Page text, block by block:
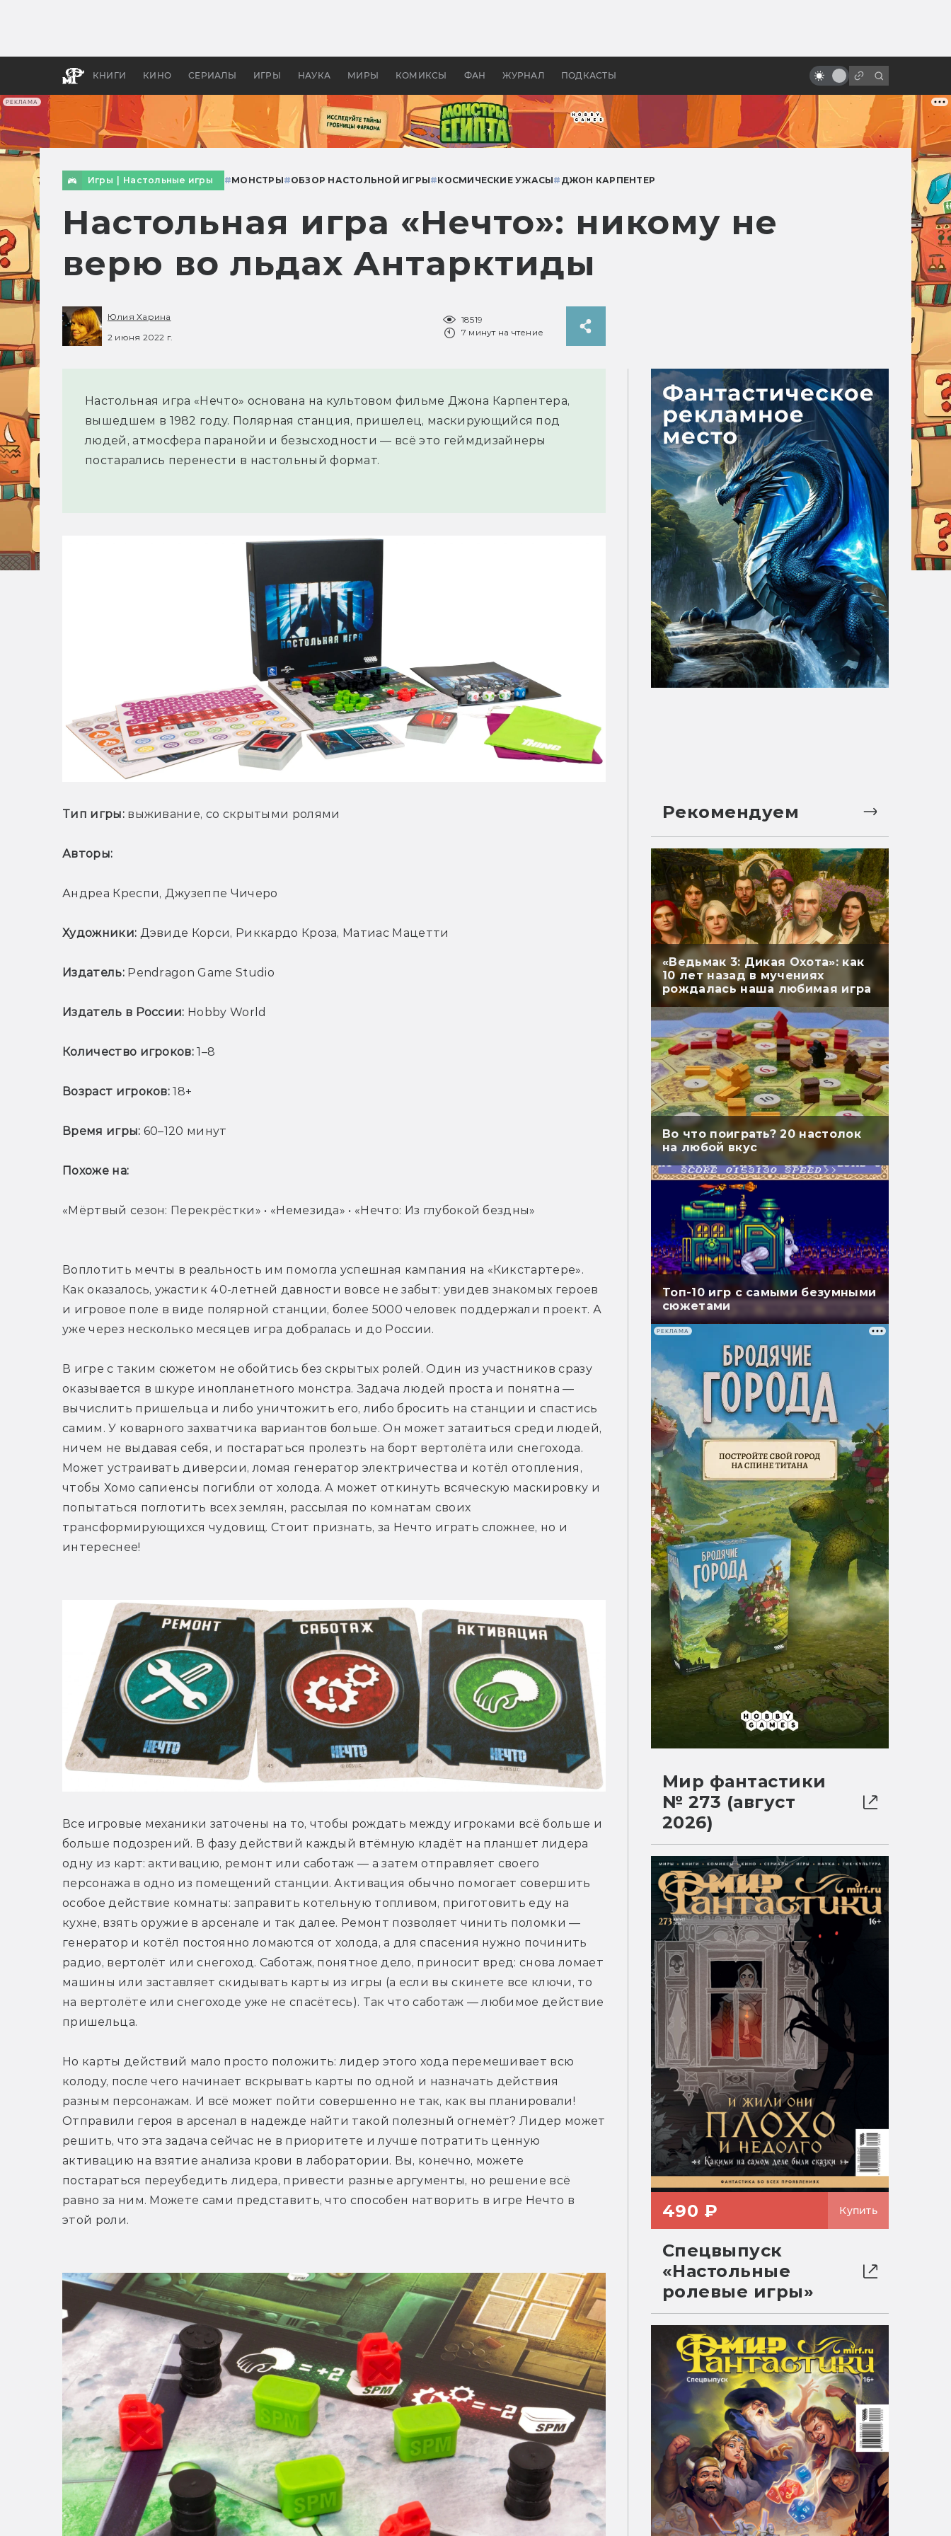
РЕКЛАМА
КНИГИ КИНО СЕРИАЛЫ ИГРЫ НАУКА МИРЫ КОМИКСЫ ФАН ЖУРНАЛ ПОДКАСТЫ
бы «Властелина колец»
Древней Грецией
«Светлячка» и «Мстителей»
Игры Настольные игры #МОНСТРЫ#ОБЗОР НАСТОЛЬНОЙ ИГРЫ#КОСМИЧЕСКИЕ УЖАСЫ# ДЖОН КАРПЕНТЕР
Настольная игра «Нечто»: никому не
верю во льдах Антарктиды
Юлия Харина
2 июня 2022 г.
18519
7 минут на чтение
Настольная игра «Нечто» основана на культовом фильме Джона Карпентера,
вышедшем в 1982 году. Полярная станция, пришелец, маскирующийся под
людей, атмосфера паранойи и безысходности — всё это геймдизайнеры
постарались перенести в настольный формат.
Тип игры: выживание, со скрытыми ролями
Авторы:
Андреа Креспи, Джузеппе Чичеро
Художники: Дэвиде Корси, Риккардо Кроза, Матиас Мацетти
Издатель: Pendragon Game Studio
Издатель в России: Hobby World
Количество игроков: 1–8
Возраст игроков: 18+
Время игры: 60–120 минут
Похоже на:
«Мёртвый сезон: Перекрёстки» • «Немезида» • «Нечто: Из глубокой бездны»
Воплотить мечты в реальность им помогла успешная кампания на «Кикстартере».
Как оказалось, ужастик 40-летней давности вовсе не забыт: увидев знакомых героев
и игровое поле в виде полярной станции, более 5000 человек поддержали проект. А
уже через несколько месяцев игра добралась и до России.
В игре с таким сюжетом не обойтись без скрытых ролей. Один из участников сразу
оказывается в шкуре инопланетного монстра. Задача людей проста и понятна —
вычислить пришельца и либо уничтожить его, либо бросить на станции и спастись
самим. У коварного захватчика вариантов больше. Он может затаиться среди людей,
ничем не выдавая себя, и постараться пролезть на борт вертолёта или снегохода.
Может устраивать диверсии, ломая генератор электричества и котёл отопления,
чтобы Хомо сапиенсы погибли от холода. А может откинуть всяческую маскировку и
попытаться поглотить всех землян, рассылая по комнатам своих
трансформирующихся чудовищ. Стоит признать, за Нечто играть сложнее, но и
интереснее!
Все игровые механики заточены на то, чтобы рождать между игроками всё больше и
больше подозрений. В фазу действий каждый втёмную кладёт на планшет лидера
одну из карт: активацию, ремонт или саботаж — а затем отправляет своего
персонажа в одно из помещений станции. Активация обычно помогает совершить
особое действие комнаты: заправить котельную топливом, приготовить еду на
кухне, взять оружие в арсенале и так далее. Ремонт позволяет чинить поломки —
генератор и котёл постоянно ломаются от холода, а для спасения нужно починить
радио, вертолёт или снегоход. Саботаж, понятное дело, приносит вред: снова ломает
машины или заставляет скидывать карты из игры (а если вы скинете все ключи, то
на вертолёте или снегоходе уже не спасётесь). Так что саботаж — любимое действие
пришельца.
Но карты действий мало просто положить: лидер этого хода перемешивает всю
колоду, после чего начинает вскрывать карты по одной и назначать действия
разным персонажам. И всё может пойти совершенно не так, как вы планировали!
Отправили героя в арсенал в надежде найти такой полезный огнемёт? Лидер может
решить, что эта задача сейчас не в приоритете и лучше потратить ценную
активацию на взятие анализа крови в лаборатории. Вы, конечно, можете
постараться переубедить лидера, привести разные аргументы, но решение всё
равно за ним. Можете сами представить, что способен натворить в игре Нечто в
этой роли.
Рекомендуем
«Ведьмак 3: Дикая Охота»: как
10 лет назад в мучениях
рождалась наша любимая игра
Во что поиграть? 20 настолок
на любой вкус
Топ-10 игр с самыми безумными
сюжетами
РЕКЛАМА
Мир фантастики
№ 273 (август
2026)
490 ₽ Купить
Спецвыпуск
«Настольные
ролевые игры»